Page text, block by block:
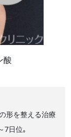
酸
形を整える治療
7日位｡